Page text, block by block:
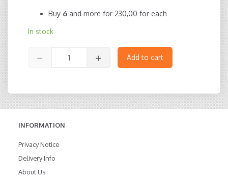
Buy 6 and more for 230,00 for each
In stock
Add to cart
INFORMATION
Privacy Notice
Delivery Info
About Us